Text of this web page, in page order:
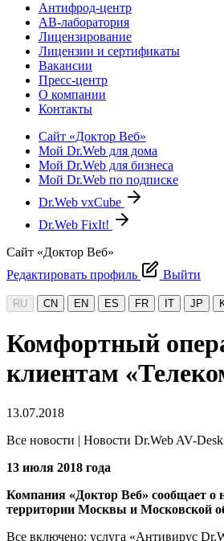
Антифрод-центр
АВ-лаборатория
Лицензирование
Лицензии и сертификаты
Вакансии
Пресс-центр
О компании
Контакты
Сайт «Доктор Веб»
Мой Dr.Web для дома
Мой Dr.Web для бизнеса
Мой Dr.Web по подписке
Dr.Web vxCube
Dr.Web FixIt!
Сайт «Доктор Веб»
Редактировать профиль
Выйти
RU CN EN ES FR IT JP
Комфортный
клиентам
13.07.2018
Все новости | Новости Dr.Web AV-Desk
13 июля 2018 года
Компания «Доктор Веб» сообщает о
территории Москвы и Московской
Все включено: услуга «Антивирус